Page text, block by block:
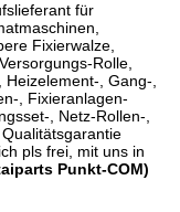
für
Fixierwalze,
Rolle,
, Gang-,
, Fixieranlagen-
, Netz-Rollen-,
pls frei, mit uns in
Punkt-COM)